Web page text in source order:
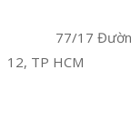
77/17
12, TP HCM